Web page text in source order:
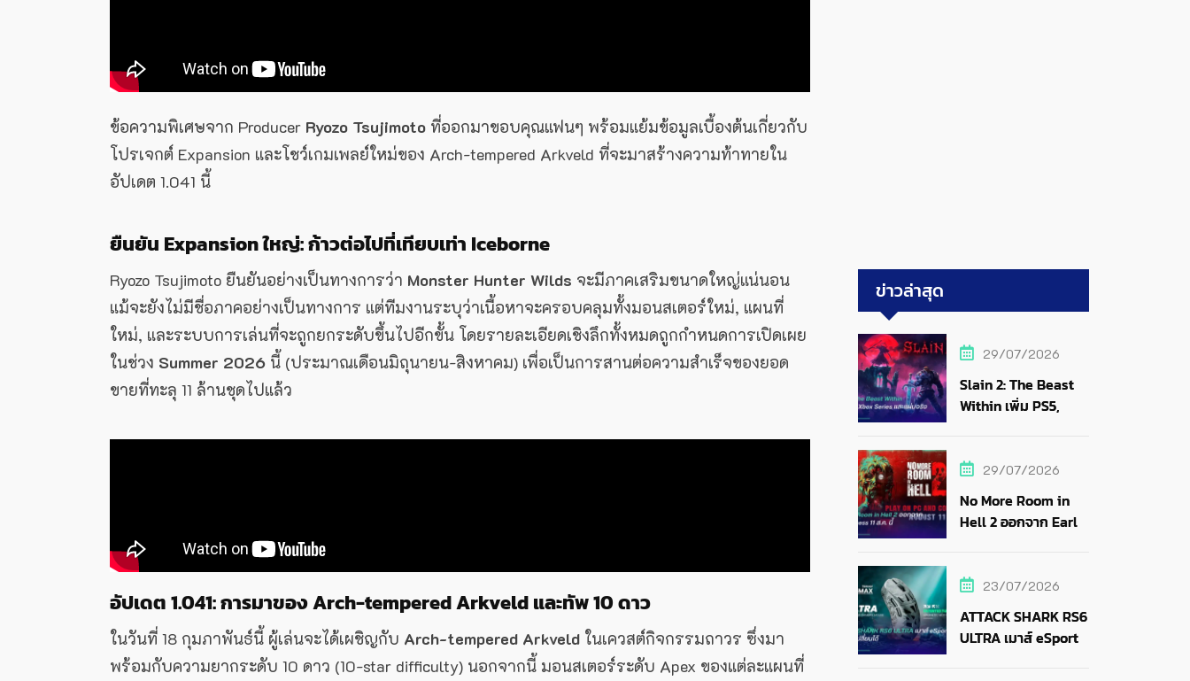
ข้อความพิเศษจาก Producer Ryozo Tsujimoto ที่ออกมาขอบคุณแฟนๆ พร้อมแย้มข้อมูลเบื้องต้นเกี่ยวกับ
โปรเจกต์ Expansion และโชว์เกมเพลย์ใหม่ของ Arch-tempered Arkveld ที่จะมาสร้างความท้าทายใน
อัปเดต 1.041 นี้
ยืนยัน Expansion ใหญ่: ก้าวต่อไปที่เทียบเท่า Iceborne
Ryozo Tsujimoto ยืนยันอย่างเป็นทางการว่า Monster Hunter Wilds จะมีภาคเสริมขนาดใหญ่แน่นอน
แม้จะยังไม่มีชื่อภาคอย่างเป็นทางการ แต่ทีมงานระบุว่าเนื้อหาจะครอบคลุมทั้งมอนสเตอร์ใหม่, แผนที่
ใหม่, และระบบการเล่นที่จะถูกยกระดับขึ้นไปอีกขั้น โดยรายละเอียดเชิงลึกทั้งหมดถูกกำหนดการเปิดเผย
ในช่วง Summer 2026 นี้ (ประมาณเดือนมิถุนายน-สิงหาคม) เพื่อเป็นการสานต่อความสำเร็จของยอด
ขายที่ทะลุ 11 ล้านชุดไปแล้ว
อัปเดต 1.041: การมาของ Arch-tempered Arkveld และทัพ 10 ดาว
ในวันที่ 18 กุมภาพันธ์นี้ ผู้เล่นจะได้เผชิญกับ Arch-tempered Arkveld ในเควสต์กิจกรรมถาวร ซึ่งมา
พร้อมกับความยากระดับ 10 ดาว (10-star difficulty) นอกจากนี้ มอนสเตอร์ระดับ Apex ของแต่ละแผนที่
ข่าวล่าสุด
29/07/2026
Slain 2: The Beast
Within เพิ่ม PS5,
29/07/2026
No More Room in
Hell 2 ออกจาก Early
23/07/2026
ATTACK SHARK RS6
ULTRA เมาส์ eSports